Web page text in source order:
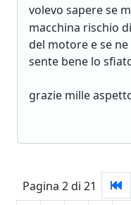
volevo sapere se
macchina rischio
del motore e se ne
sente bene lo
grazie mille
Pagina 2 di 21